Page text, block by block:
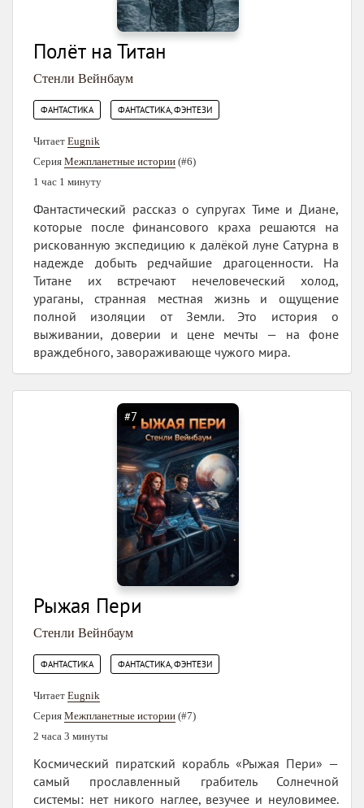
Полёт на Титан
Стенли Вейнбаум
ФАНТАСТИКА ФАНТАСТИКА, ФЭНТЕЗИ
Читает Eugnik
Серия Межпланетные истории (#6)
1 час 1 минуту
Фантастический рассказ о супругах Тиме и Диане,
которые после финансового краха решаются на
рискованную экспедицию к далёкой луне Сатурна в
надежде добыть редчайшие драгоценности. На
Титане их встречают нечеловеческий холод,
ураганы, странная местная жизнь и ощущение
полной изоляции от Земли. Это история о
выживании, доверии и цене мечты — на фоне
враждебного, завораживающе чужого мира.
#7
Рыжая Пери
Стенли Вейнбаум
ФАНТАСТИКА ФАНТАСТИКА, ФЭНТЕЗИ
Читает Eugnik
Серия Межпланетные истории (#7)
2 часа 3 минуты
Космический пиратский корабль «Рыжая Пери» —
самый прославленный грабитель Солнечной
системы: нет никого наглее, везучее и неуловимее.